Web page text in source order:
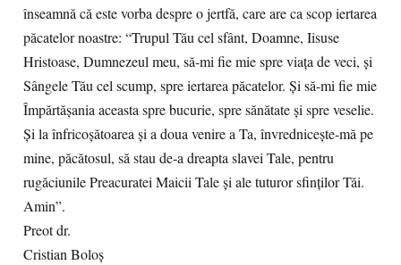
înseamnă că este vorba despre o jertfă, care are ca scop iertarea
păcatelor noastre: “Trupul Tău cel sfânt, Doamne, Iisuse
Hristoase, Dumnezeul meu, să-mi fie mie spre viața de veci, și
Sângele Tău cel scump, spre iertarea păcatelor. Și să-mi fie mie
Împărtășania aceasta spre bucurie, spre sănătate și spre veselie.
Și la înfricoșătoarea și a doua venire a Ta, învrednicește-mă pe
mine, păcătosul, să stau de-a dreapta slavei Tale, pentru
rugăciunile Preacuratei Maicii Tale și ale tuturor sfinților Tăi.
Amin”.
Preot dr.
Cristian Boloş